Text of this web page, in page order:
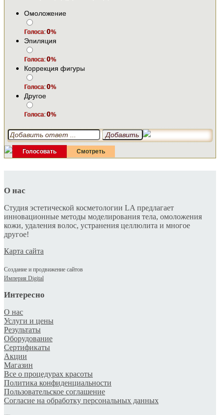
Омоложение
Голоса:0%
Эпиляция
Голоса:0%
Коррекция фигуры
Голоса:0%
Другое
Голоса:0%
О нас
Студия эстетической косметологии LA предлагает
инновационные методы моделирования тела, омоложения
кожи, удаления волос, устранения целлюлита и многое
другое!
Карта сайта
Создание и продвижение сайтов
Империя Digital
Интересно
О нас
Услуги и цены
Результаты
Оборудование
Сертификаты
Акции
Магазин
Все о процедурах красоты
Политика конфиденциальности
Пользовательское соглашение
Согласие на обработку персональных данных